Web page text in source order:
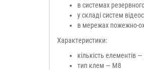
в системах
у складі систем
в мережах пожежно-
Характеристики:
кількість елементів —
тип клем — M8